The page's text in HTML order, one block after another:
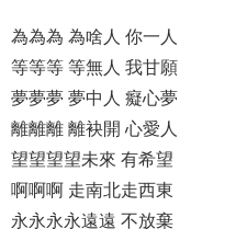
為為為 為啥人 你一人
等等等 等無人 我甘願
夢夢夢 夢中人 癡心夢
離離離 離袂開 心愛人
望望望望未來 有希望
啊啊啊 走南北走西東
永永永永遠遠 不放棄